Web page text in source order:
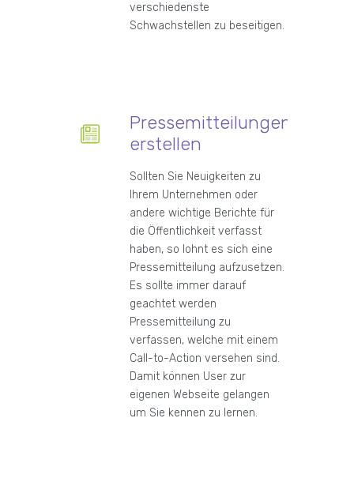
verschiedenste
Schwachstellen zu beseitigen.
Pressemitteilungen
erstellen
Sollten Sie Neuigkeiten zu
Ihrem Unternehmen oder
andere wichtige Berichte für
die Öffentlichkeit verfasst
haben, so lohnt es sich eine
Pressemitteilung aufzusetzen.
Es sollte immer darauf
geachtet werden
Pressemitteilung zu
verfassen, welche mit einem
Call-to-Action versehen sind.
Damit können User zur
eigenen Webseite gelangen
um Sie kennen zu lernen.